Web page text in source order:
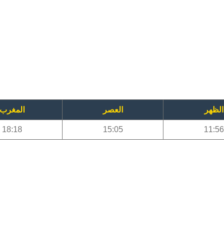
الظهر العصر
11:56
15:05
18:18